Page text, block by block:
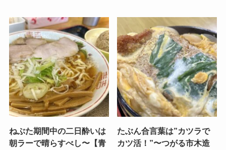
ねぶた期間中の二日酔いは
朝ラーで晴らすべし〜【青
たぶん合言葉は”カツラで
カツ活！”〜つがる市木造